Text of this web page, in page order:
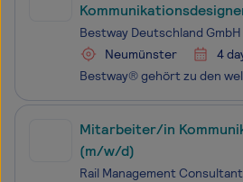
Designer (m/w/d)
Bestway Deutschland GmbH
Neumünster
4
Mitarbeiter/in
(m/w/d)
Rail Management